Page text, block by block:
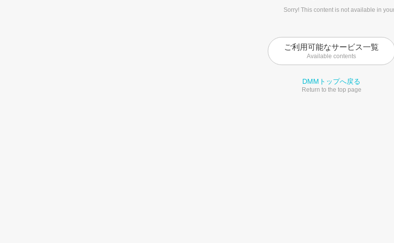
Sorry! This content is not available in
ご利用可能なサービス一覧
Available contents
DMMトップへ戻る
Return to the top page